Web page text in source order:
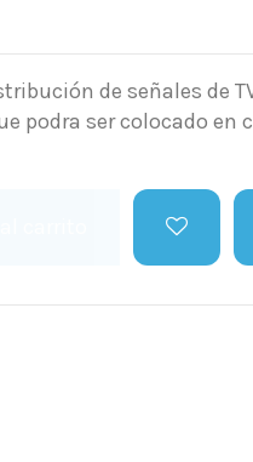
de señales de
podra ser colocado en